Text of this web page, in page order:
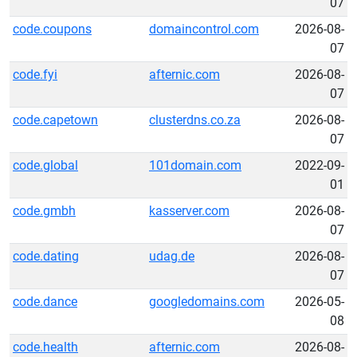
code.coupons
domaincontrol.com
2026-08-
07
code.fyi
afternic.com
2026-08-
07
code.capetown
clusterdns.co.za
2026-08-
07
code.global
101domain.com
2022-09-
01
code.gmbh
kasserver.com
2026-08-
07
code.dating
udag.de
2026-08-
07
code.dance
googledomains.com
2026-05-
08
code.health
afternic.com 2026-08-